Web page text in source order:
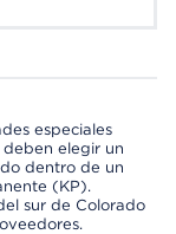
especiales
deben elegir un
dentro de un
(KP).
sur de Colorado